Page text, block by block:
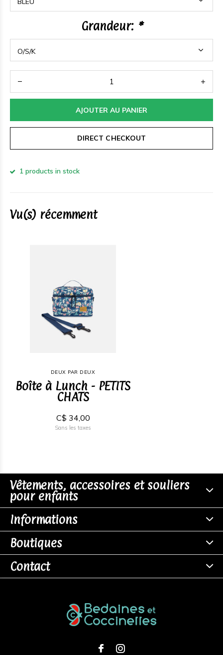
Grandeur: *
AJOUTER AU PANIER
DIRECT CHECKOUT
1 products in stock
Vu(s) récemment
DEUX PAR DEUX
Boîte à Lunch - PETITS
CHATS
C$ 34,00
Sans les taxes
Vêtements, accessoires et souliers
pour enfants
Informations
Boutiques
Contact